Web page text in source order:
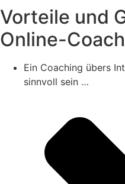
Vorteile und
Online-
Ein Coaching übers
sinnvoll sein …